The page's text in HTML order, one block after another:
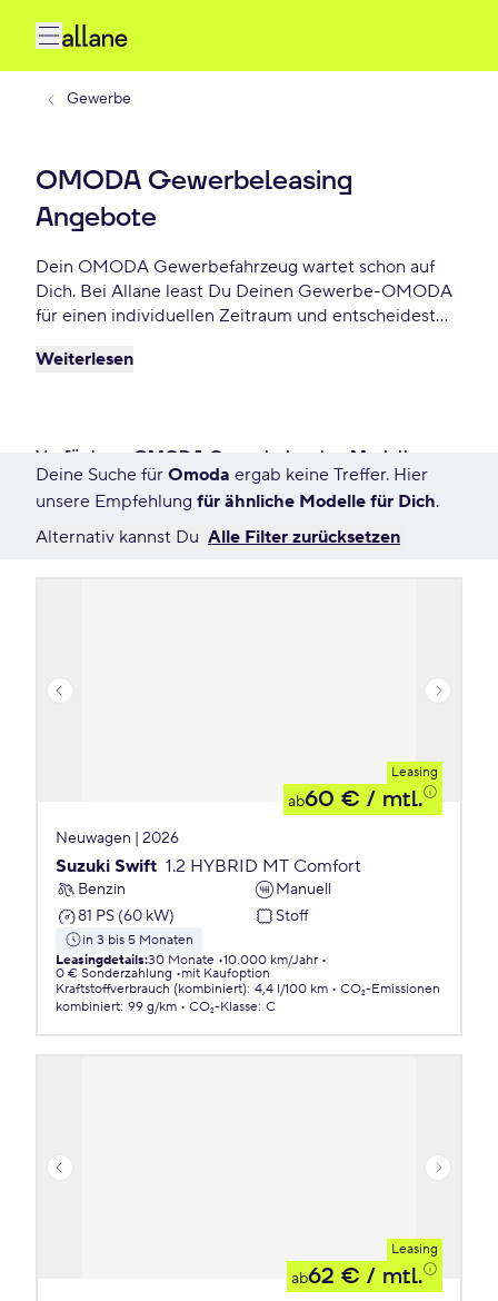
Gewerbe
OMODA Gewerbeleasing
Angebote
Dein OMODA Gewerbefahrzeug wartet schon auf
Dich. Bei Allane least Du Deinen Gewerbe-OMODA
für einen individuellen Zeitraum und entscheidest
möchtest oder zurückgeben willst. Finde das
Weiterlesen
Verfügbare OMODA Gewerbeleasing Modelle
7549 Angebote für Deine Suche
Deine Suche für Omoda ergab keine Treffer. Hier
unsere Empfehlung für ähnliche Modelle für Dich.
Alternativ kannst Du Alle Filter zurücksetzen
Leasing
ab60 € / mtl.
Neuwagen | 2026
Suzuki Swift 1.2 HYBRID MT Comfort
Benzin
Manuell
81 PS (60 kW)
Stoff
in 3 bis 5 Monaten
Leasingdetails:30 Monate 10.000 km/Jahr
0 € Sonderzahlung
mit Kaufoption
Kraftstoffverbrauch (kombiniert): 4,4 l/100 km
CO₂-Emissionen
kombiniert: 99 g/km CO₂-Klasse: C
Leasing
ab62 € / mtl.